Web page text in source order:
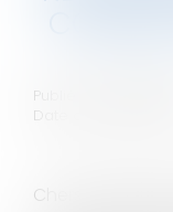
Publié le :
Date de
Chers